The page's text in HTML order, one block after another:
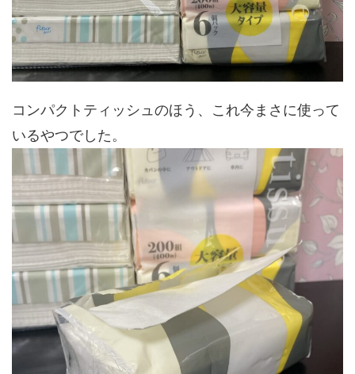
コンパクトティッシュのほう、これ今まさに使って
いるやつでした。